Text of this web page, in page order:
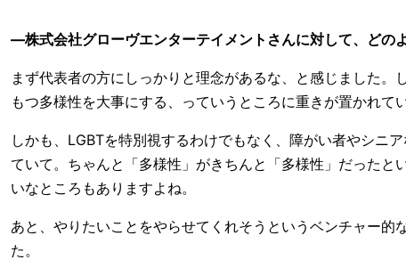
―株式会社グローヴエンターテイメントさんに対して、どの
まず代表者の方にしっかりと理念があるな、と感じました
もつ多様性を大事にする、っていうところに重きが置かれて
しかも、LGBTを特別視するわけでもなく、障がい者やシニ
ていて。ちゃんと「多様性」がきちんと「多様性」だった
いなところもありますよね。
あと、やりたいことをやらせてくれそうというベンチャー的
た。